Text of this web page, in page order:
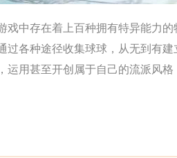
戏中存在着上百种拥有特异能力
过各种途径收集球球，从无到有建
运用甚至开创属于自己的流派风